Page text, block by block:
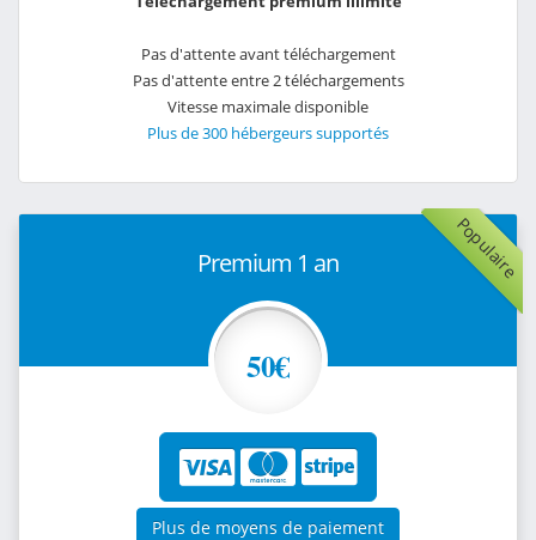
Pas d'attente avant téléchargement
Pas d'attente entre 2 téléchargements
Vitesse maximale disponible
Plus de 300 hébergeurs supportés
Populaire
Premium 1 an
50€
Plus de moyens de paiement